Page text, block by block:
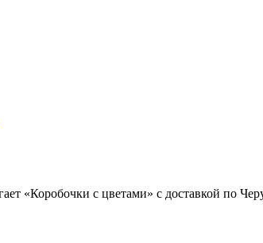
«Коробочки с цветами» с доставкой по